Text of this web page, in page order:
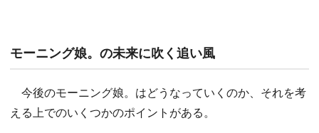
モーニング娘。の未来に吹く追い風
今後のモーニング娘。はどうなっていくのか、それを考
える上でのいくつかのポイントがある。